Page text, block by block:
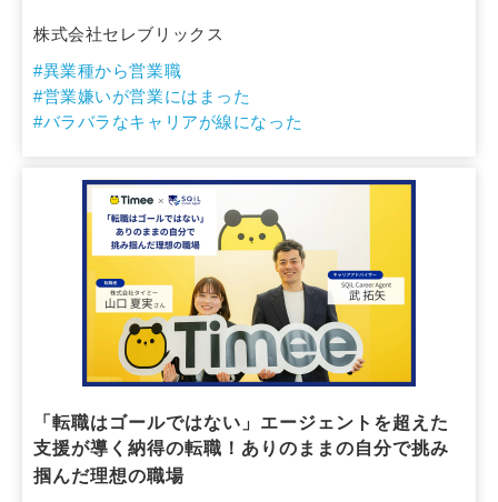
株式会社セレブリックス
#異業種から営業職
#営業嫌いが営業にはまった
#バラバラなキャリアが線になった
「転職はゴールではない」エージェントを超えた
支援が導く納得の転職！ありのままの自分で挑み
掴んだ理想の職場